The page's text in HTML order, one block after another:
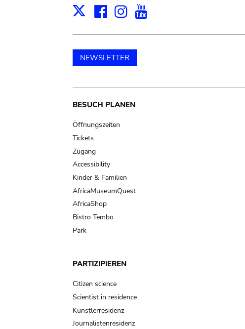
X Facebook
Instagram
NEWSLETTER
Main
navigation
BESUCH PLANEN
Öffnungszeiten
Tickets
Zugang
Accessibility
Kinder & Familien
AfricaMuseumQuest
AfricaShop
Bistro Tembo
Park
PARTIZIPIEREN
Citizen science
Scientist in residence
Künstlerresidenz
Journalistenresidenz